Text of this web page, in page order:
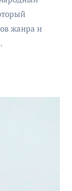
жанра и